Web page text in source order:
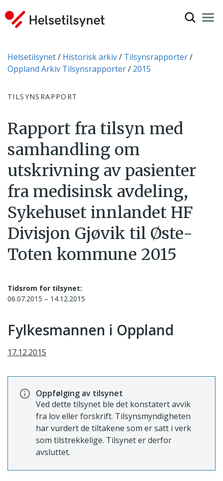
Du er her:
Helsetilsynet Historisk arkiv
Tilsynsrapporter
Oppland Arkiv Tilsynsrapporter
2015
TILSYNSRAPPORT
Rapport fra tilsyn med
samhandling om
utskrivning av pasienter
fra medisinsk avdeling,
Sykehuset innlandet HF
Divisjon Gjøvik til Øste-
Toten kommune 2015
Tidsrom for tilsynet:
06.07.2015 – 14.12.2015
Fylkesmannen i Oppland
17.12.2015
Oppfølging av tilsynet
Ved dette tilsynet ble det konstatert avvik
fra lov eller forskrift. Tilsynsmyndigheten
har vurdert de tiltakene som er satt i verk
som tilstrekkelige. Tilsynet er derfor
avsluttet.